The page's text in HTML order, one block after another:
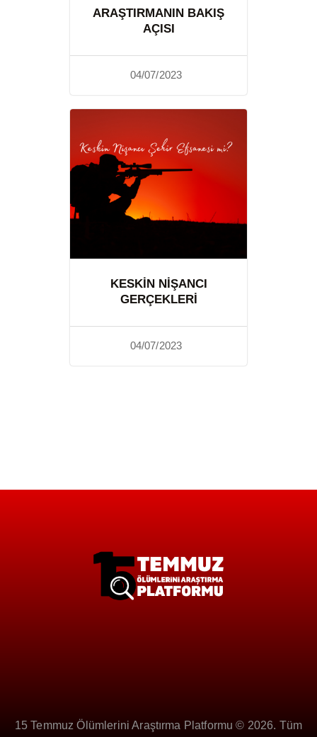
ARAŞTIRMANIN BAKIŞ
AÇISI
04/07/2023
KESKIN NIŞANCI
GERÇEKLERI
04/07/2023
15 Temmuz Ölümlerini Araştırma Platformu © 2026. Tüm